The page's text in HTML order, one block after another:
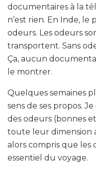
documentaires à la
n’est rien. En Inde,
odeurs. Les odeurs
transportent. Sans
Ça, aucun
le montrer.
Quelques semaines
sens de ses propos.
des odeurs (bonnes
toute leur dimension
alors compris que
essentiel du voyage.